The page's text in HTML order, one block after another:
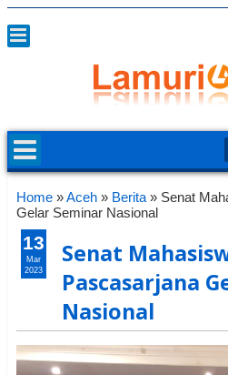
Home »Aceh » Berita » Senat
Gelar Seminar Nasional
Senat
Pascasarjana
Nasional
13
Mar
2023